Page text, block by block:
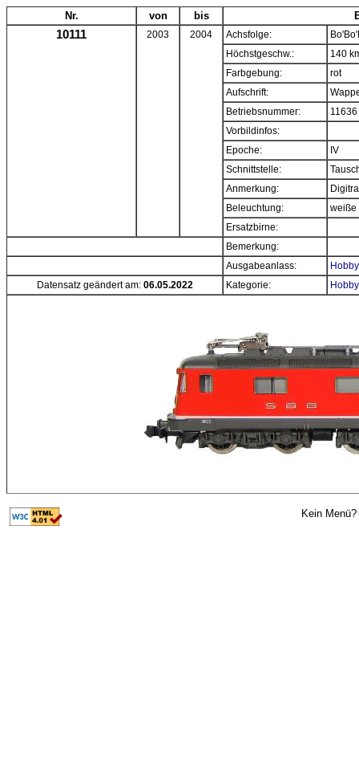
Nr. von bis
10111 2003 2004 Achsfolge:
Höchstgeschw.:
140
Farbgebung:
rot
Aufschrift:
Betriebsnummer:
11636
Vorbildinfos:
Epoche:
IV
Schnittstelle:
Anmerkung:
Beleuchtung:
weiße
Ersatzbirne:
Bemerkung:
Ausgabeanlass:
Datensatz geändert am: 06.05.2022 Kategorie:
Kein